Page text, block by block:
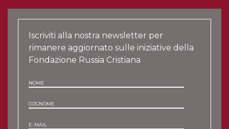
Iscriviti alla nostra newsletter per
rimanere aggiornato sulle iniziative della
Fondazione Russia Cristiana
NOME
COGNOME
E-MAIL